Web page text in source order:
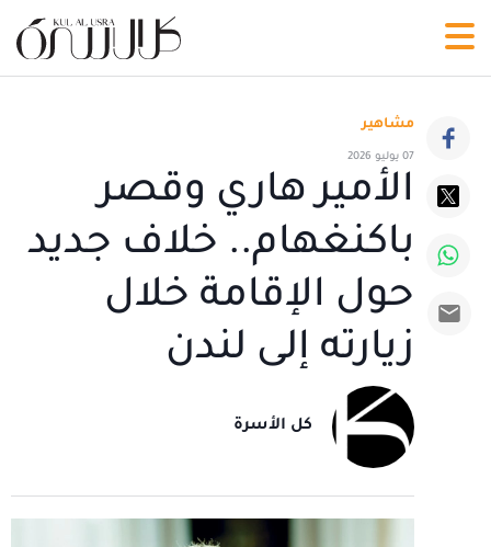
مشاهير
07 يوليو 2026
الأمير هاري وقصر
باكنغهام.. خلاف جديد
حول الإقامة خلال
زيارته إلى لندن
كل الأسرة